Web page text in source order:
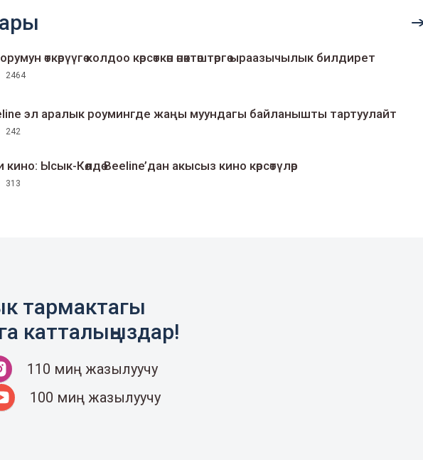
өткөрүүгө колдоо көрсөткөн өнөктөштөргө ыраазычылык билдирет
2464
эл аралык роумингде жаңы муундагы байланышты тартуулайт
242
Ысык-Көлдө Beeline’дан акысыз кино көрсөтүлөр
313
тармактагы
катталыңыздар!
110 миң жазылуучу
100 миң жазылуучу